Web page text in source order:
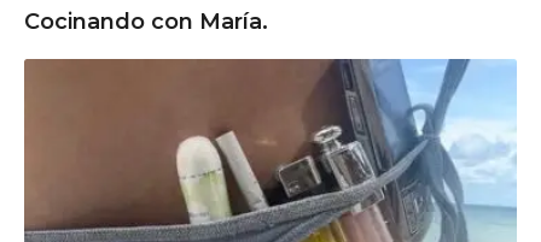
Cocinando con María.